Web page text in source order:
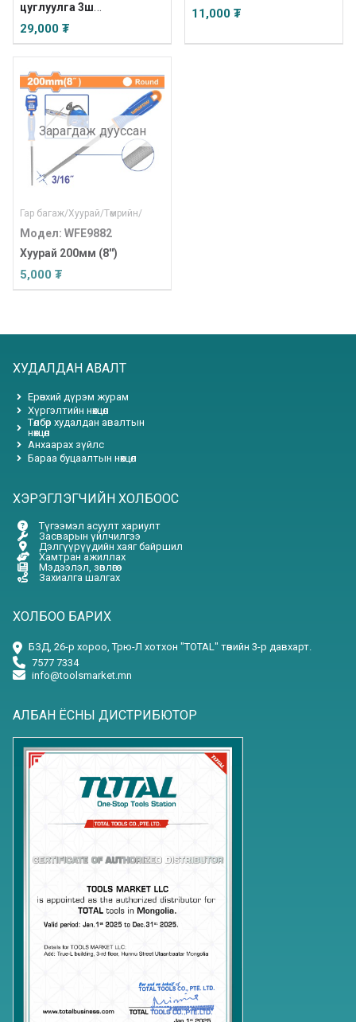
цуглуулга 3ш
/INDUSTRIAL/
29,000 ₮
11,000 ₮
Зарагдаж дууссан
Гар багаж/Хуурай/Төмрийн/
Модел: WFE9882
Хуурай 200мм (8'')
5,000 ₮
ХУДАЛДАН АВАЛТ
Ерөнхий дүрэм журам
Хүргэлтийн нөхцөл
Төлбөр худалдан авалтын
нөхцөл
Анхаарах зүйлс
Бараа буцаалтын нөхцөл
ХЭРЭГЛЭГЧИЙН ХОЛБООС
Түгээмэл асуулт хариулт
Засварын үйлчилгээ
Дэлгүүрүүдийн хаяг байршил
Хамтран ажиллах
Мэдээлэл, зөвлөгөө
Захиалга шалгах
ХОЛБОО БАРИХ
БЗД, 26-р хороо, Трю-Л хотхон "TOTAL" төвийн 3-р давхарт.
7577 7334
info@toolsmarket.mn
АЛБАН ЁСНЫ ДИСТРИБЮТОР